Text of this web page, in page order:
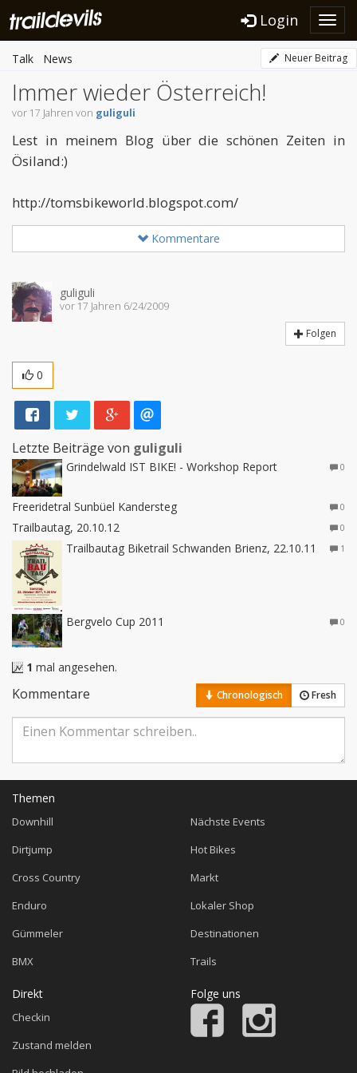
Login
Talk News Neuer Beitrag
Immer wieder Österreich!
vor 17 Jahren von guliguli
Lest in meinem Blog über die schönen Zeiten in
Ösiland:)
http://tomsbikeworld.blogspot.com/
Kommentare
guliguli
vor 17 Jahren 6/24/2009
Folgen
0
Letzte Beiträge von guliguli
Grindelwald IST BIKE! - Workshop Report 0
Freeridetral Sunbüel Kandersteg 0
Trailbautag, 20.10.12 0
Trailbautag Biketrail Schwanden Brienz, 22.10.11 1
Bergvelo Cup 2011 0
1 mal angesehen.
Kommentare Chronologisch Fresh
Themen
Downhill
Dirtjump
Cross Country
Enduro
Gümmeler
BMX
Nächste Events
Hot Bikes
Markt
Lokaler Shop
Destinationen
Trails
Direkt
Checkin
Zustand melden
Folge uns